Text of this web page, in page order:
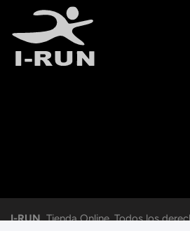
I-RUN.Tienda Online. Todos los